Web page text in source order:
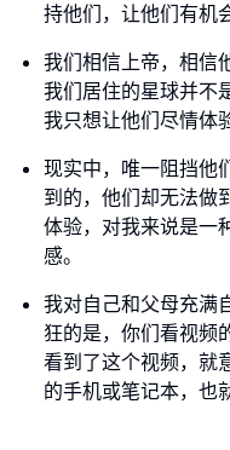
持他们，让他们有机
我们相信上帝，相信
我们居住的星球并不
我只想让他们尽情体
现实中，唯一阻挡他
到的，他们却无法做
体验，对我来说是一
感。
我对自己和父母充满
狂的是，你们看视频
看到了这个视频，就
的手机或笔记本，也